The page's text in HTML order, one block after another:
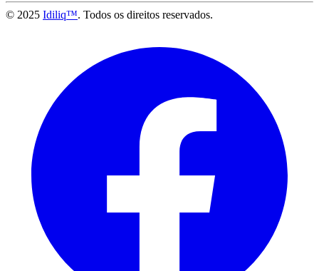
© 2025 Idiliq™. Todos os direitos reservados.